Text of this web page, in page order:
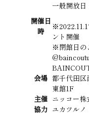
開催日
時
一般開放日
ント開催
※閉館日の
会場 都千代田区
東館1F
主催 ニッコー
協力 ユカツルノ